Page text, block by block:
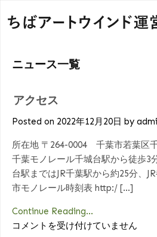
ニュース一覧
アクセス
Posted on 2022年12月20日 by
所在地 〒264-0004 千葉市若葉区
千葉モノレール千城台駅から徒歩3
台駅まではJR千葉駅から約25分、
市モノレール時刻表 http:/ […]
Continue Reading...
ア
コメントを受け付けていません